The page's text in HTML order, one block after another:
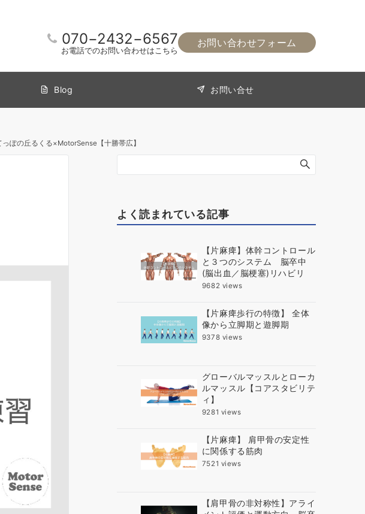
070−2432−6567
お電話でのお問い合わせはこちら
お問い合わせフォーム
Blog お問い合せ
ぽの丘るくる×MotorSense【十勝帯広】
よく読まれている記事
【片麻痺】体幹コントロール
と３つのシステム 脳卒中
(脳出血／脳梗塞)リハビリ
9682 views
【片麻痺歩行の特徴】 全体
像から立脚期と遊脚期
9378 views
グローバルマッスルとローカ
ルマッスル【コアスタビリテ
ィ】
9281 views
【片麻痺】 肩甲骨の安定性
に関係する筋肉
7521 views
【肩甲骨の非対称性】アライ